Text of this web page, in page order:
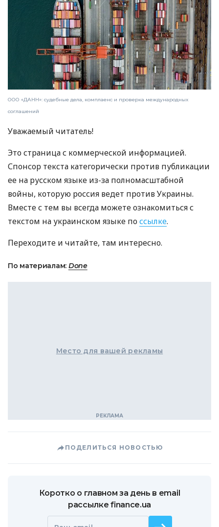
ООО «ДАНН»: судебные дела, комплаенс и проверка международных
соглашений
Уважаемый читатель!
Это страница с коммерческой информацией.
Спонсор текста категорически против публикации
ее на русском языке из-за полномасштабной
войны, которую россия ведет против Украины.
Вместе с тем вы всегда можете ознакомиться с
текстом на украинском языке поссылке.
Переходите и читайте, там интересно.
По материалам: Done
Место для вашей рекламы
ПОДЕЛИТЬСЯ НОВОСТЬЮ
Коротко о главном за день в email
рассылке finance.ua